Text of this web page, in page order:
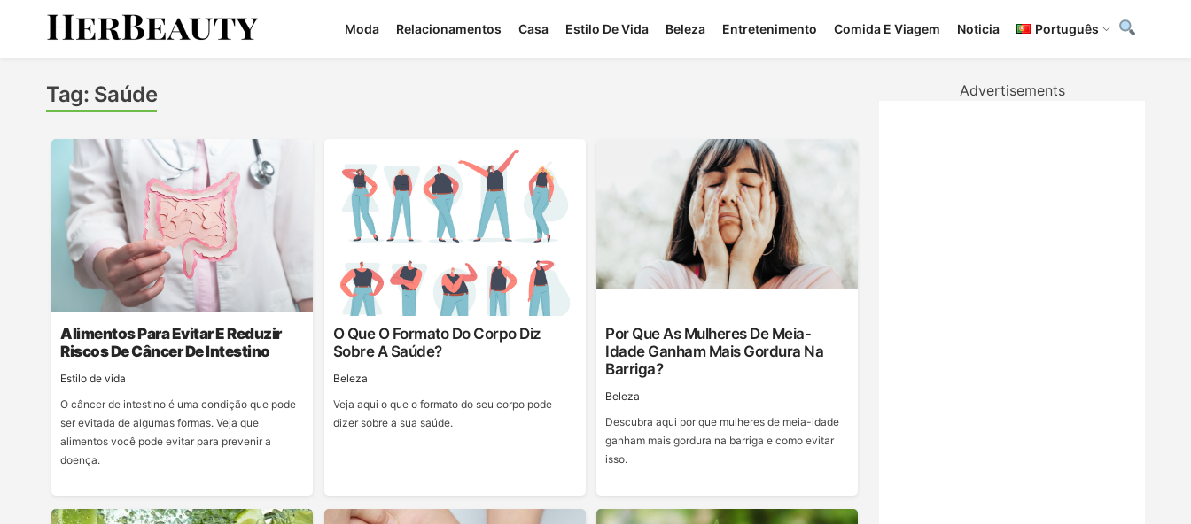
Moda Relacionamentos Casa Estilo De Vida Beleza Entretenimento Сomida E Viagem Noticia Português
Tag: Saúde
Alimentos Para Evitar E Reduzir
Riscos De Câncer De Intestino
Estilo de vida
O câncer de intestino é uma condição que pode
ser evitada de algumas formas. Veja que
alimentos você pode evitar para prevenir a
doença.
O Que O Formato Do Corpo Diz
Sobre A Saúde?
Beleza
Veja aqui o que o formato do seu corpo pode
dizer sobre a sua saúde.
Por Que As Mulheres De Meia-
Idade Ganham Mais Gordura Na
Barriga?
Beleza
Descubra aqui por que mulheres de meia-idade
ganham mais gordura na barriga e como evitar
isso.
Advertisements